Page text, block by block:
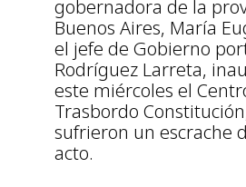
gobernadora de la
Buenos Aires, María
el jefe de Gobierno
Rodríguez Larreta,
este miércoles el
Trasbordo
sufrieron un escrache
acto.